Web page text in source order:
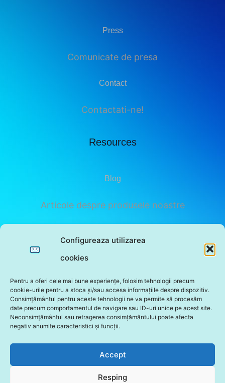
Configureaza utilizarea
cookies
Pentru a oferi cele mai bune experiențe, folosim tehnologii precum
cookie-urile pentru a stoca și/sau accesa informațiile despre dispozitiv.
Consimțământul pentru aceste tehnologii ne va permite să procesăm
date precum comportamentul de navigare sau ID-uri unice pe acest site.
Neconsimțământul sau retragerea consimțământului poate afecta
negativ anumite caracteristici și funcții.
Accept
Resping
Press
Comunicate de presa
Contact
Contactati-ne!
Resources
Blog
Articole despre produsele noastre
Sunt de acord cu politica de confidentialitate a
sitului.